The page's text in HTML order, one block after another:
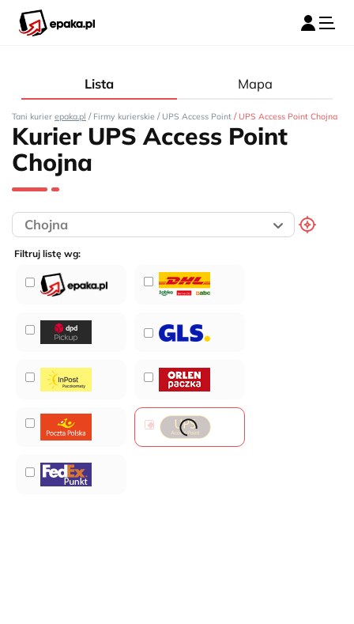
Lista Mapa
Tani kurier epaka.pl / Firmy kurierskie / UPS Access Point / UPS Access Point Chojna
Kurier UPS Access Point
Chojna
Filtruj listę wg: